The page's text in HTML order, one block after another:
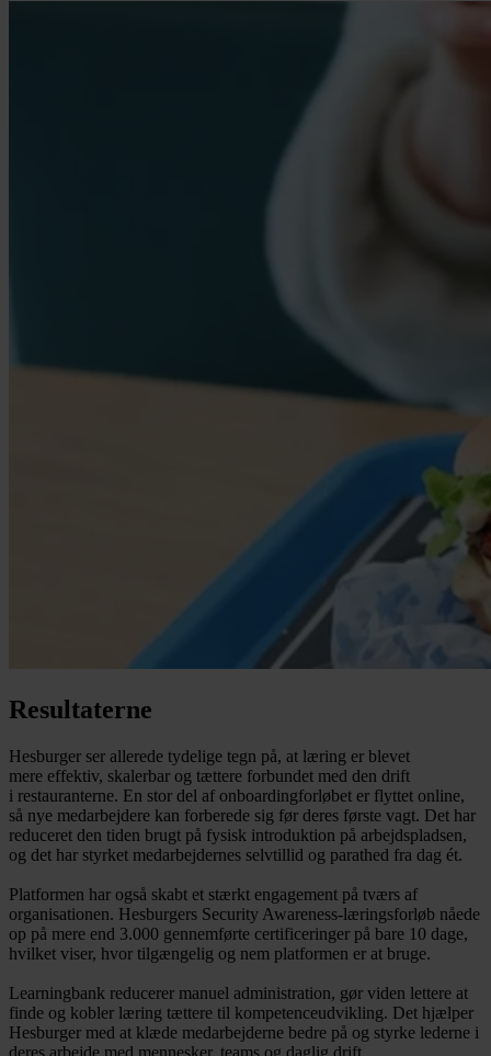
Resultaterne
Hesburger ser allerede tydelige tegn på, at læring er blevet
mere effektiv, skalerbar og tættere forbundet med den drift
i restauranterne. En stor del af onboardingforløbet er flyttet online,
så nye medarbejdere kan forberede sig før deres første vagt. Det har
reduceret den tiden brugt på fysisk introduktion på arbejdspladsen,
og det har styrket medarbejdernes selvtillid og parathed fra dag ét.
Platformen har også skabt et stærkt engagement på tværs af
organisationen. Hesburgers Security Awareness-læringsforløb nåede
op på mere end 3.000 gennemførte certificeringer på bare 10 dage,
hvilket viser, hvor tilgængelig og nem platformen er at bruge.
Learningbank reducerer manuel administration, gør viden lettere at
finde og kobler læring tættere til kompetenceudvikling. Det hjælper
Hesburger med at klæde medarbejderne bedre på og styrke lederne i